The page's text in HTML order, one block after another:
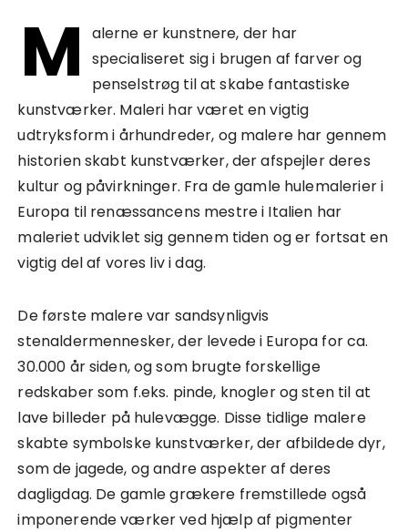
M
alerne er kunstnere, der har
specialiseret sig i brugen af farver og
penselstrøg til at skabe fantastiske
kunstværker. Maleri har været en vigtig
udtryksform i århundreder, og malere har gennem
historien skabt kunstværker, der afspejler deres
kultur og påvirkninger. Fra de gamle hulemalerier i
Europa til renæssancens mestre i Italien har
maleriet udviklet sig gennem tiden og er fortsat en
vigtig del af vores liv i dag.
De første malere var sandsynligvis
stenaldermennesker, der levede i Europa for ca.
30.000 år siden, og som brugte forskellige
redskaber som f.eks. pinde, knogler og sten til at
lave billeder på hulevægge. Disse tidlige malere
skabte symbolske kunstværker, der afbildede dyr,
som de jagede, og andre aspekter af deres
dagligdag. De gamle grækere fremstillede også
imponerende værker ved hjælp af pigmenter